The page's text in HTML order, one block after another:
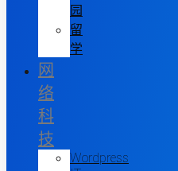
园
留
学
网
络
科
技
Wordpress